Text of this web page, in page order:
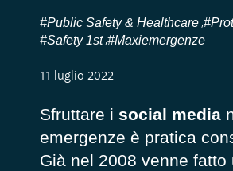
#Public Safety & Healthcare,
#Safety 1st,#Maxiemergenze
11 luglio 2022
Sfruttare i social media
emergenze è pratica
Già nel 2008 venne fatto